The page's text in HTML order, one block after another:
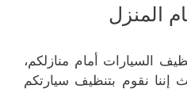
المنزل
السيارات أمام منازلكم،
نقوم بتنظيف سيارتكم